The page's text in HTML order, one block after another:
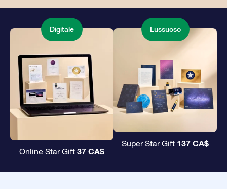
Digitale
Online Star Gift 37 CA$
Lussuoso
Super Star Gift 137 CA$